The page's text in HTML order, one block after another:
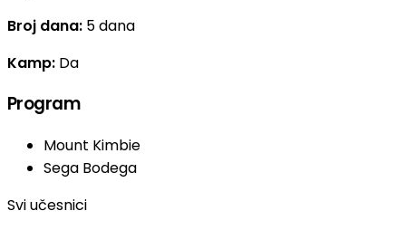
Broj dana: 5 dana
Kamp: Da
Program
Mount Kimbie
Sega Bodega
Svi učesnici